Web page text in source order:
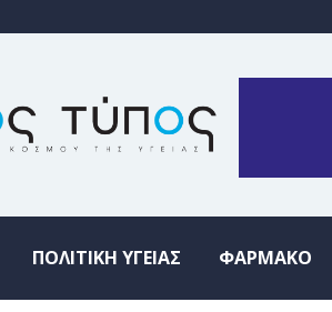
ΠΟΛΙΤΙΚΗ ΥΓΕΙΑΣ ΦΑΡΜΑΚΟ